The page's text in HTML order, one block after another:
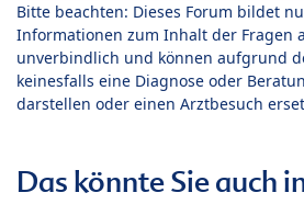
Bitte beachten: Dieses Forum bildet
Informationen zum Inhalt der Fragen
unverbindlich und können aufgrund
keinesfalls eine Diagnose oder
darstellen oder einen Arztbesuch
Das könnte Sie auch